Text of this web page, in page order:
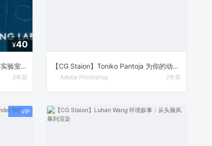
¥40
【CG Staion】Brent Eviston 绘画实验室：初学者指南 – 基础绘画技巧全解析
2年前
【CG Staion】Toniko Pantoja 为你的动画创造令人惊艳的场景
Adobe Photoshop 2年前